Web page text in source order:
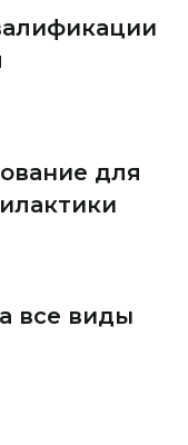
для
все виды